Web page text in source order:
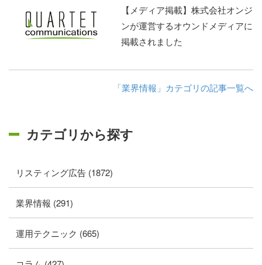
【メディア掲載】株式会社オンジ
ンが運営するオウンドメディアに
掲載されました
「業界情報」カテゴリの記事一覧へ
カテゴリから探す
リスティング広告 (1872)
業界情報 (291)
運用テクニック (665)